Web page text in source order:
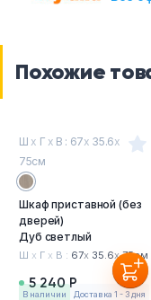
Похожие
Ш х Г х В : 67х 35.6х
75см
Шкаф приставной (без
дверей)
Дуб светлый
Ш х Г х В : 67х 35.6х75см
5 240 Р
в наличии Доставка 1 - 3 дня